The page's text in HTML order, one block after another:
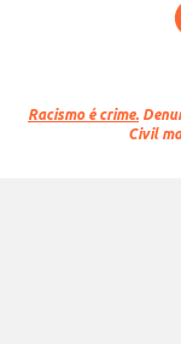
Racismo é crime.
Civil